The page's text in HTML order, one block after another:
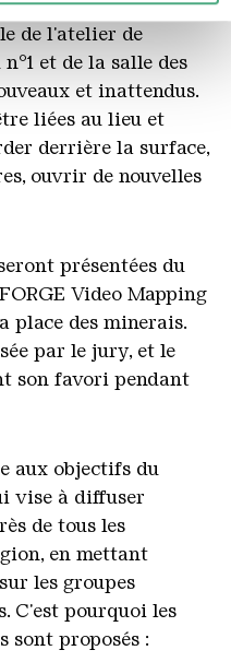
sur notre site web.
des informations sur
nos partenaires de
Nos partenaires
avec d'autres données
ont collectées dans le
transformer
de l'atelier de
et de la salle des
et inattendus.
liées au lieu et
derrière la surface,
ouvrir de nouvelles
présentées du
Video Mapping
place des minerais.
par le jury, et le
son favori pendant
aux objectifs du
vise à diffuser
de tous les
en mettant
les groupes
C'est pourquoi les
sont proposés :